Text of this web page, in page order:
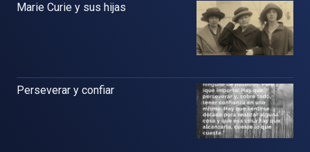
Marie Curie y sus hijas
Perseverar y confiar